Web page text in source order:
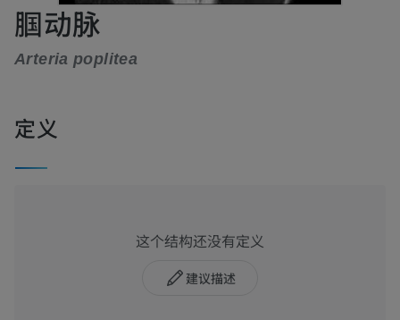
腘动脉
Arteria poplitea
定义
这个结构还没有定义
建议描述